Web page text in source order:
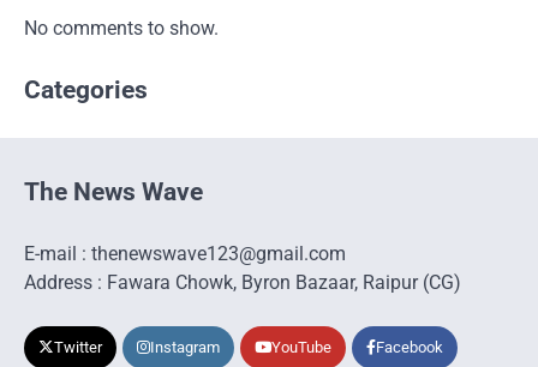
No comments to show.
Categories
The News Wave
E-mail : thenewswave123@gmail.com
Address : Fawara Chowk, Byron Bazaar, Raipur (CG)
Twitter Instagram YouTube Facebook